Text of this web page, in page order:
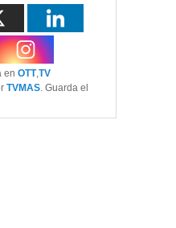
en OTT,TV
TVMAS . Guarda el